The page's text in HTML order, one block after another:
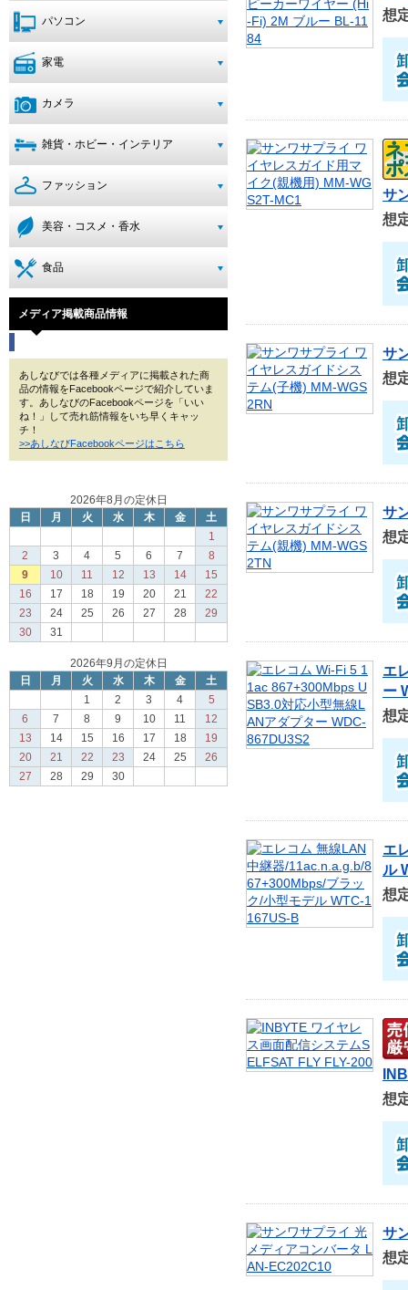
パソコン
家電
カメラ
雑貨・ホビー・インテリア
ファッション
美容・コスメ・香水
食品
メディア掲載商品情報
あしなびでは各種メディアに掲載された商
品の情報をFacebookページで紹介していま
す。あしなびのFacebookページを「いい
ね！」して売れ筋情報をいち早くキャッ
チ！
>>あしなびFacebookページはこちら
2026年8月の定休日
日
月 火 水 木 金
土
1
2
3 4 5 6 7
8
9
10 11 12 13 14
15
16
17 18 19 20 21
22
23
24 25 26 27 28
29
30
31
2026年9月の定休日
日
月 火 水 木 金
土
1
2 3 4
5
6
7 8 9 10 11
12
13
14 15 16 17 18
19
20
21 22 23 24 25
26
27
28 29 30
想
サ
想
サ
想
サ
想
エ
ー
想
エ
ル
想
想
サ
想